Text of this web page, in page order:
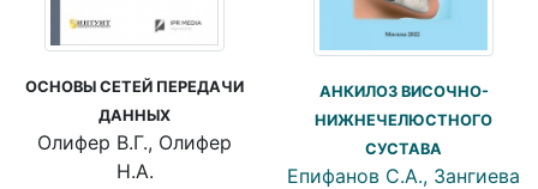
ОСНОВЫ СЕТЕЙ ПЕРЕДАЧИ
ДАННЫХ
Олифер В.Г., Олифер
Н.А.
АНКИЛОЗ ВИСОЧНО-
НИЖНЕЧЕЛЮСТНОГО
СУСТАВА
Епифанов С.А., Зангиева